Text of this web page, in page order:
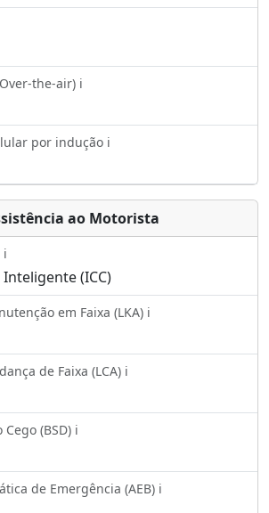
the-air) ℹ️
por indução ℹ️
ao Motorista
(ICC)
em Faixa (LKA) ℹ️
de Faixa (LCA) ℹ️
(BSD) ℹ️
de Emergência (AEB) ℹ️